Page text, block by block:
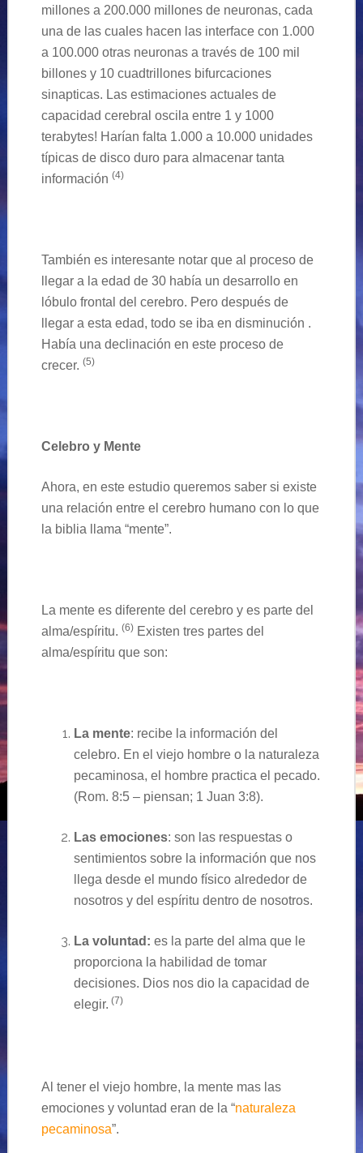
millones a 200.000 millones de neuronas, cada
una de las cuales hacen las interface con 1.000
a 100.000 otras neuronas a través de 100 mil
billones y 10 cuadtrillones bifurcaciones
sinapticas. Las estimaciones actuales de
capacidad cerebral oscila entre 1 y 1000
terabytes! Harían falta 1.000 a 10.000 unidades
típicas de disco duro para almacenar tanta
información (4)
También es interesante notar que al proceso de
llegar a la edad de 30 había un desarrollo en
lóbulo frontal del cerebro. Pero después de
llegar a esta edad, todo se iba en disminución .
Había una declinación en este proceso de
crecer. (5)
Celebro y Mente
Ahora, en este estudio queremos saber si existe
una relación entre el cerebro humano con lo que
la biblia llama “mente”.
La mente es diferente del cerebro y es parte del
alma/espíritu. (6)Existen tres partes del
alma/espíritu que son:
La mente: recibe la información del
celebro. En el viejo hombre o la naturaleza
pecaminosa, el hombre practica el pecado.
(Rom. 8:5 – piensan; 1 Juan 3:8).
Las emociones: son las respuestas o
sentimientos sobre la información que nos
llega desde el mundo físico alrededor de
nosotros y del espíritu dentro de nosotros.
La voluntad: es la parte del alma que le
proporciona la habilidad de tomar
decisiones. Dios nos dio la capacidad de
elegir. (7)
Al tener el viejo hombre, la mente mas las
emociones y voluntad eran de la “naturaleza
pecaminosa”.